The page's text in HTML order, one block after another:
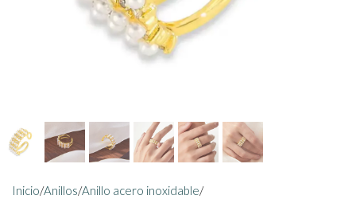
Inicio/Anillos/Anillo acero inoxidable/